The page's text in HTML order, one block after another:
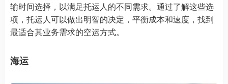
输时间选择，以满足托运人的不同需求。通过了解这些选
项，托运人可以做出明智的决定，平衡成本和速度，找到
最适合其业务需求的空运方式。
海运